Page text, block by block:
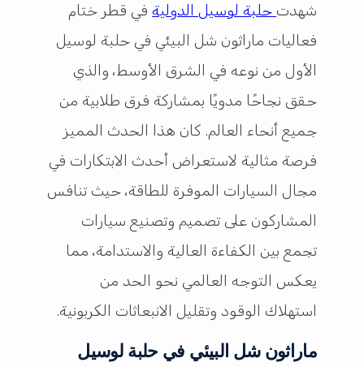
شهدت حلبة لوسيل الدوليةفي قطر ختام
فعاليات ماراثون شل البيئي في حلبة لوسيل
الأول من نوعه في الشرق الأوسط، والذي
حقق نجاحًا مدويًا بمشاركة فرق طلابية من
جميع أنحاء العالم. كان هذا الحدث المميز
فرصة مثالية لاستعراض أحدث الابتكارات في
مجال السيارات الموفرة للطاقة، حيث تنافس
المشاركون على تصميم وتصنيع سيارات
تجمع بين الكفاءة العالية والاستدامة، مما
يعكس التوجه العالمي نحو الحد من
استهلاك الوقود وتقليل الانبعاثات الكربونية.
ماراثون شل البيئي في حلبة لوسيل